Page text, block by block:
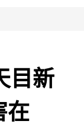
目新
在